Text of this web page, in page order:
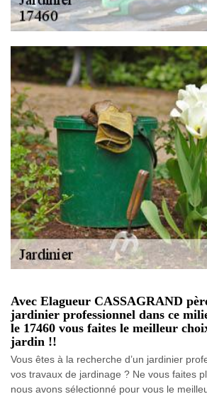
Avec Elagueur CASSAGRAND
jardinier professionnel dans ce
le 17460 vous faites le meilleur
jardin !!
Vous êtes à la recherche d’un jardinier
vos travaux de jardinage ? Ne vous faites
nous avons sélectionné pour vous le